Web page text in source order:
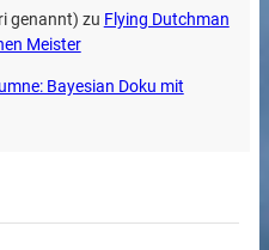
genannt) zu Flying Dutchman
Meister
Bayesian Doku mit